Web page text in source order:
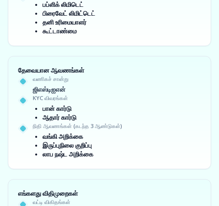
பப்ளிக் லிமிடெட்
பிரைவேட் லிமிட்டெட்
தனி உரிமையாளர்
கூட்டாண்மை
தேவையான ஆவணங்கள்
வணிகச் சான்று
ஜிஎஸ்டிஐஎன்
KYC விவரங்கள்
பான் கார்டு
ஆதார் கார்டு
நிதி ஆவணங்கள் (கடந்த 3 ஆண்டுகள்)
வங்கி அறிக்கை
இருப்புநிலை குறிப்பு
லாப நஷ்ட அறிக்கை
எங்களது விதிமுறைகள்
வட்டி விகிதங்கள்